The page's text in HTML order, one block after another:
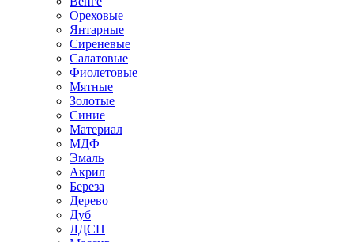
Ореховые
Янтарные
Сиреневые
Салатовые
Фиолетовые
Мятные
Золотые
Синие
Материал
МДФ
Эмаль
Акрил
Береза
Дерево
Дуб
ЛДСП